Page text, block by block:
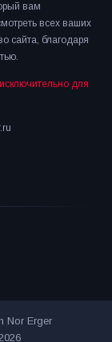
вам
всех ваших
сайта, благодаря
для
Nor Erger